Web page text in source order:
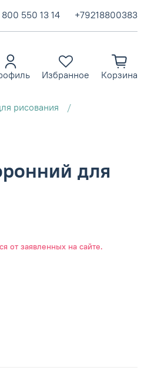
800 550 13 14 +79218800383
Избранное Корзина
рисования
для
от заявленных на сайте.